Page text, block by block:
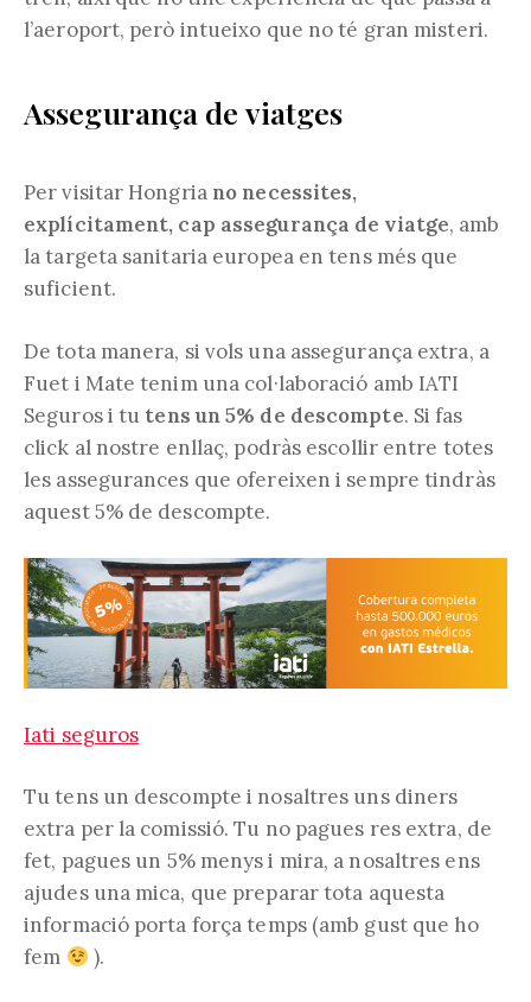
l’aeroport, però intueixo que no té gran misteri.
Assegurança de viatges
Per visitar Hongria no necessites,
explícitament, cap assegurança de viatge, amb
la targeta sanitaria europea en tens més que
suficient.
De tota manera, si vols una assegurança extra, a
Fuet i Mate tenim una col·laboració amb IATI
Seguros i tu tens un 5% de descompte. Si fas
click al nostre enllaç, podràs escollir entre totes
les assegurances que ofereixen i sempre tindràs
aquest 5% de descompte.
Iati seguros
Tu tens un descompte i nosaltres uns diners
extra per la comissió. Tu no pagues res extra, de
fet, pagues un 5% menys i mira, a nosaltres ens
ajudes una mica, que preparar tota aquesta
informació porta força temps (amb gust que ho
fem
).